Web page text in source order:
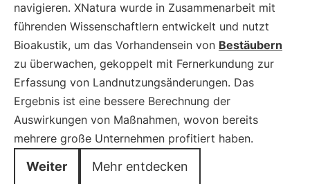
navigieren. XNatura wurde in Zusammenarbeit mit
führenden Wissenschaftlern entwickelt und nutzt
Bioakustik, um das Vorhandensein von Bestäubern
zu überwachen, gekoppelt mit Fernerkundung zur
Erfassung von Landnutzungsänderungen. Das
Ergebnis ist eine bessere Berechnung der
Auswirkungen von Maßnahmen, wovon bereits
mehrere große Unternehmen profitiert haben.
Weiter Mehr entdecken